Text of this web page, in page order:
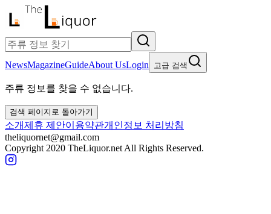
NewsMagazineGuideAbout UsLogin 고급 검색
주류 정보를 찾을 수 없습니다.
검색 페이지로 돌아가기
소개제휴 제안이용약관개인정보 처리방침
theliquornet@gmail.com
Copyright 2020 TheLiquor.net All Rights Reserved.